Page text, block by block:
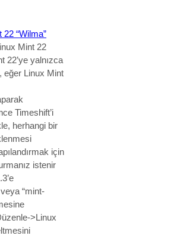
22 “Wilma”
Mint 22
yalnızca
eğer Linux Mint
Timeshift’i
herhangi bir
için
istenir
“mint-
>Linux